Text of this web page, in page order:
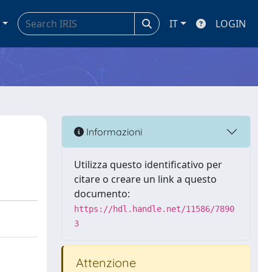
IT LOGIN
Informazioni
Utilizza questo identificativo per
citare o creare un link a questo
documento:
https://hdl.handle.net/11586/7890
3
Attenzione